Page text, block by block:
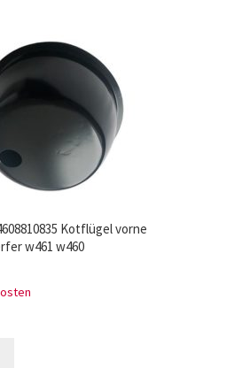
Kotflügel vorne
w461 w460